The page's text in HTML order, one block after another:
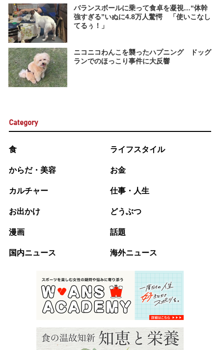
バランスボールに乗って食卓を凝視…“体幹
強すぎる”いぬに4.8万人驚愕 「使いこなし
てるぅ！」
ニコニコわんこを襲ったハプニング ドッグ
ランでのほっこり事件に大反響
Category
食 ライフスタイル
からだ・美容 お金
カルチャー 仕事・人生
お出かけ どうぶつ
漫画 話題
国内ニュース 海外ニュース